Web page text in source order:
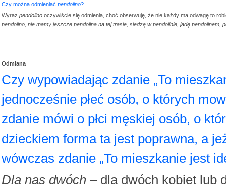
Czy można odmieniać pendolino?
Wyraz pendolino oczywiście się odmienia, choć obserwuję, że nie każdy ma odwagę to
pendolino, nie mamy jeszcze pendolina na tej trasie, siedzę w pendolinie, jadę pendolinem,
Odmiana
Czy wypowiadając zdanie „To
jednocześnie płeć osób, o których
zdanie mówi o płci męskiej osób, o
dzieckiem forma ta jest poprawna, a
wówczas zdanie „To mieszkanie jest
Dla nas dwóch – dla dwóch kobiet lub